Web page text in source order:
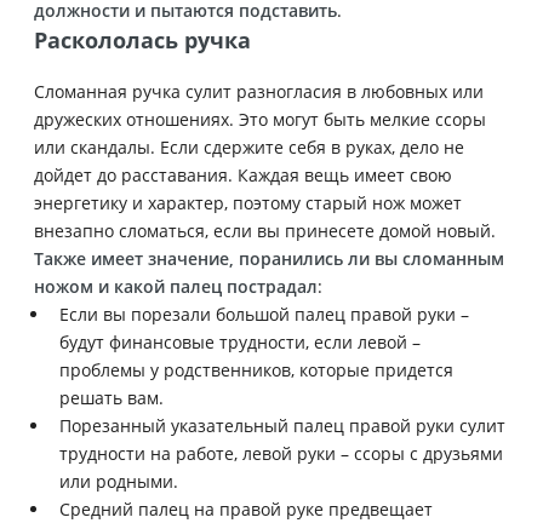
должности и пытаются подставить.
Раскололась ручка
Сломанная ручка сулит разногласия в любовных или
дружеских отношениях. Это могут быть мелкие ссоры
или скандалы. Если сдержите себя в руках, дело не
дойдет до расставания. Каждая вещь имеет свою
энергетику и характер, поэтому старый нож может
внезапно сломаться, если вы принесете домой новый.
Также имеет значение, поранились ли вы сломанным
ножом и какой палец пострадал:
Если вы порезали большой палец правой руки –
будут финансовые трудности, если левой –
проблемы у родственников, которые придется
решать вам.
Порезанный указательный палец правой руки сулит
трудности на работе, левой руки – ссоры с друзьями
или родными.
Средний палец на правой руке предвещает